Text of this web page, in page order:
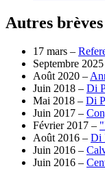
Autres brèves
17 mars –
Septembre
Août 2020 –
Juin 2018 – Di
Mai 2018 – Di
Juin 2017 –
Février 2017 –
Août 2016 – Di
Juin 2016 –
Juin 2016 –